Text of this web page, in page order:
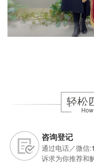
轻松
咨询登记
通过电话／微信:
诉求为你推荐和